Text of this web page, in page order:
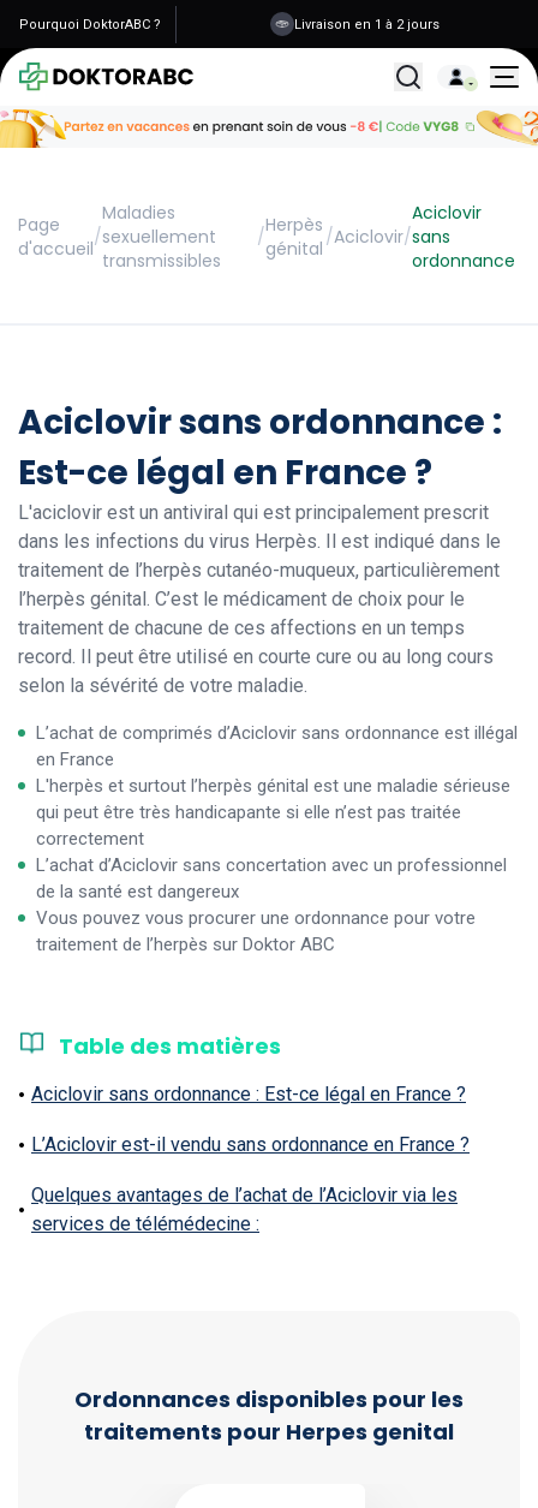
Pourquoi DoktorABC ? Livraison en 1 à 2 jours
Tous les
Page
d'accueil/
Maladies
sexuellement
transmissibles
/Herpès
génital /Aciclovir/
Aciclovir
sans
ordonnance
Aciclovir sans ordonnance :
Est-ce légal en France ?
L'aciclovir est un antiviral qui est principalement prescrit
dans les infections du virus Herpès. Il est indiqué dans le
traitement de l’herpès cutanéo-muqueux, particulièrement
l’herpès génital. C’est le médicament de choix pour le
traitement de chacune de ces affections en un temps
record. Il peut être utilisé en courte cure ou au long cours
selon la sévérité de votre maladie.
L’achat de comprimés d’Aciclovir sans ordonnance est illégal
en France
L'herpès et surtout l’herpès génital est une maladie sérieuse
qui peut être très handicapante si elle n’est pas traitée
correctement
L’achat d’Aciclovir sans concertation avec un professionnel
de la santé est dangereux
Vous pouvez vous procurer une ordonnance pour votre
traitement de l’herpès sur Doktor ABC
Table des matières
Aciclovir sans ordonnance : Est-ce légal en France ?
L’Aciclovir est-il vendu sans ordonnance en France ?
Quelques avantages de l’achat de l’Aciclovir via les
services de télémédecine :
Ordonnances disponibles pour les
traitements pour Herpes genital